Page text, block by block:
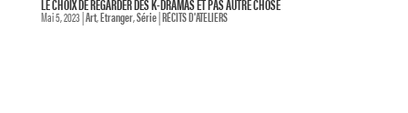
Mai 5, 2023|Art,Etranger,Série|RÉCITS D'ATELIERS